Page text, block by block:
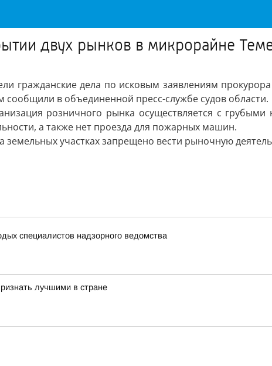
двух рынков в микрорайне
гражданские дела по исковым заявлениям
в объединенной пресс-службе судов области.
розничного рынка осуществляется с
а также нет проезда для пожарных машин.
участках запрещено вести рыночную
специалистов надзорного ведомства
лучшими в стране